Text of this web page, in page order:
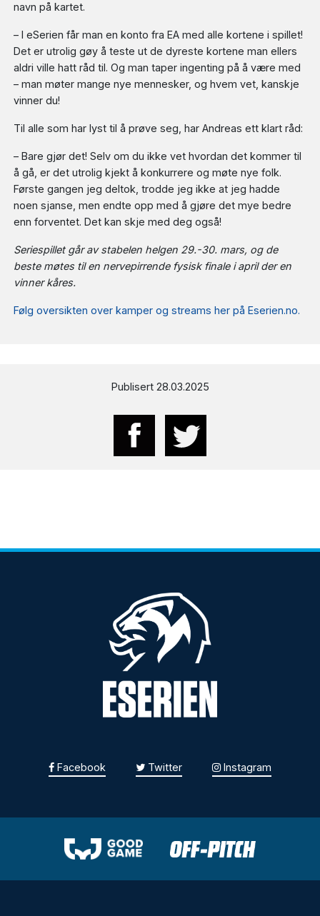
navn på kartet.
– I eSerien får man en konto fra EA med alle kortene i spillet!
Det er utrolig gøy å teste ut de dyreste kortene man ellers
aldri ville hatt råd til. Og man taper ingenting på å være med
– man møter mange nye mennesker, og hvem vet, kanskje
vinner du!
Til alle som har lyst til å prøve seg, har Andreas ett klart råd:
– Bare gjør det! Selv om du ikke vet hvordan det kommer til
å gå, er det utrolig kjekt å konkurrere og møte nye folk.
Første gangen jeg deltok, trodde jeg ikke at jeg hadde
noen sjanse, men endte opp med å gjøre det mye bedre
enn forventet. Det kan skje med deg også!
Seriespillet går av stabelen helgen 29.-30. mars, og de
beste møtes til en nervepirrende fysisk finale i april der en
vinner kåres.
Følg oversikten over kamper og streams her på Eserien.no.
Publisert 28.03.2025
Facebook Twitter Instagram